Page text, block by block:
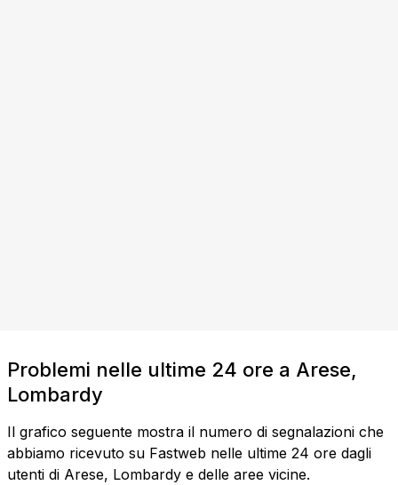
Problemi nelle ultime 24 ore a Arese,
Lombardy
Il grafico seguente mostra il numero di segnalazioni che
abbiamo ricevuto su Fastweb nelle ultime 24 ore dagli
utenti di Arese, Lombardy e delle aree vicine.